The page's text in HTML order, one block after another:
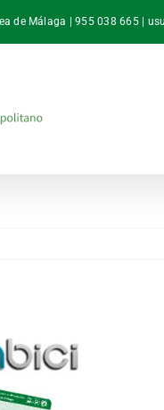
de Málaga | 955 038 665 |